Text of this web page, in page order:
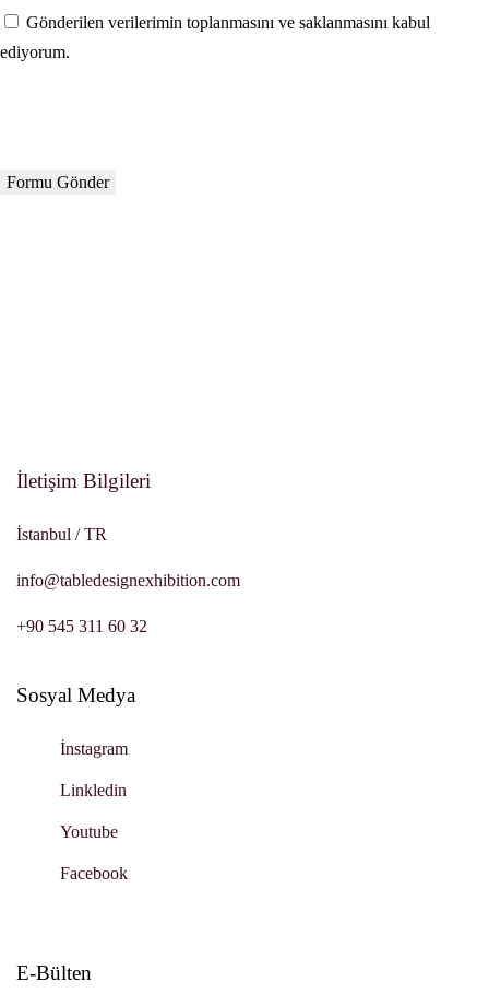
Gönderilen verilerimin toplanmasını ve saklanmasını kabul
ediyorum.
İletişim Bilgileri
İstanbul / TR
info@tabledesignexhibition.com
+90 545 311 60 32
Sosyal Medya
İnstagram
Linkledin
Youtube
Facebook
E-Bülten